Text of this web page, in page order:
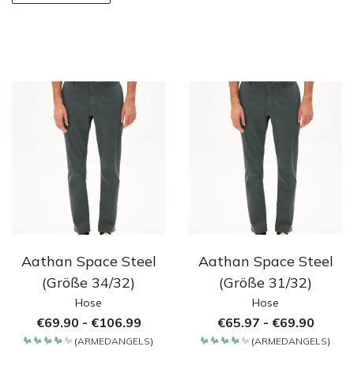
Aathan Space Steel
(Größe 34/32)
Hose
€69.90 - €106.99
(ARMEDANGELS)
Aathan Space Steel
(Größe 31/32)
Hose
€65.97 - €69.90
(ARMEDANGELS)